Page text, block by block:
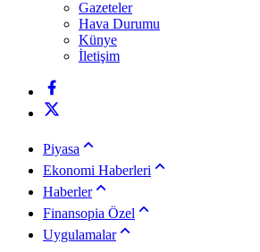
Gazeteler
Hava Durumu
Künye
İletişim
Piyasa
Ekonomi Haberleri
Haberler
Finansopia Özel
Uygulamalar